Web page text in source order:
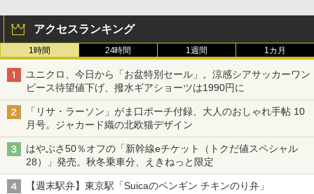
アクセスランキング
1時間 24時間 1週間 1カ月
ユニクロ、今日から「お盆特別セール」。涼感シアサッカーワン
ピース待望値下げ、撥水ギアショーツは1990円に
「リサ・ラーソン」がま口ポーチ付録、大人のおしゃれ手帖 10
月号。ジャカード織の北欧猫デザイン
はやぶさ50％オフの「新幹線eチケット（トクだ値スペシャル
28）」発売。秋冬乗車分、えきねっと限定
【週末駅弁】東京駅「Suicaのペンギン チキンのり弁」